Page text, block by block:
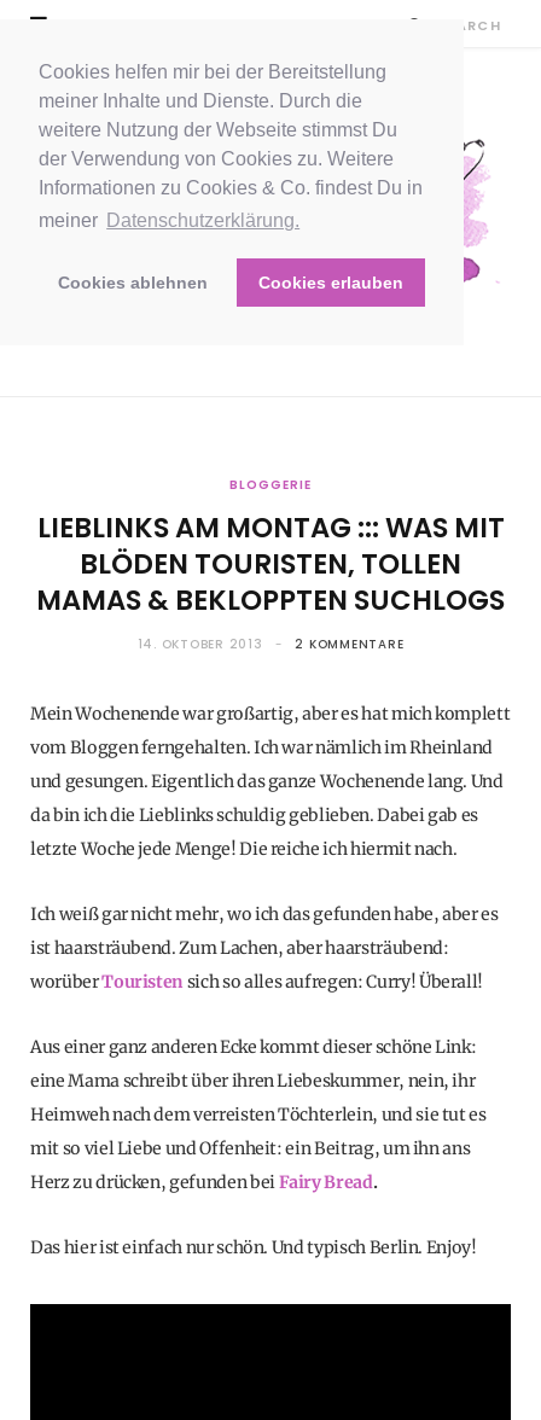
Cookies helfen mir bei der Bereitstellung
meiner Inhalte und Dienste. Durch die
weitere Nutzung der Webseite stimmst Du
der Verwendung von Cookies zu. Weitere
Informationen zu Cookies & Co. findest Du in
meiner Datenschutzerklärung.
Cookies ablehnen Cookies erlauben
BLOGGERIE
LIEBLINKS AM MONTAG ::: WAS MIT
BLÖDEN TOURISTEN, TOLLEN
MAMAS & BEKLOPPTEN SUCHLOGS
14. OKTOBER 2013 2 KOMMENTARE
Mein Wochenende war großartig, aber es hat mich komplett
vom Bloggen ferngehalten. Ich war nämlich im Rheinland
und gesungen. Eigentlich das ganze Wochenende lang. Und
da bin ich die Lieblinks schuldig geblieben. Dabei gab es
letzte Woche jede Menge! Die reiche ich hiermit nach.
Ich weiß gar nicht mehr, wo ich das gefunden habe, aber es
ist haarsträubend. Zum Lachen, aber haarsträubend:
worüberTouristensich so alles aufregen: Curry! Überall!
Aus einer ganz anderen Ecke kommt dieser schöne Link:
eine Mama schreibt über ihren Liebeskummer, nein, ihr
Heimweh nach dem verreisten Töchterlein, und sie tut es
mit so viel Liebe und Offenheit: ein Beitrag, um ihn ans
Herz zu drücken, gefunden beiFairy Bread.
Das hier ist einfach nur schön. Und typisch Berlin. Enjoy!